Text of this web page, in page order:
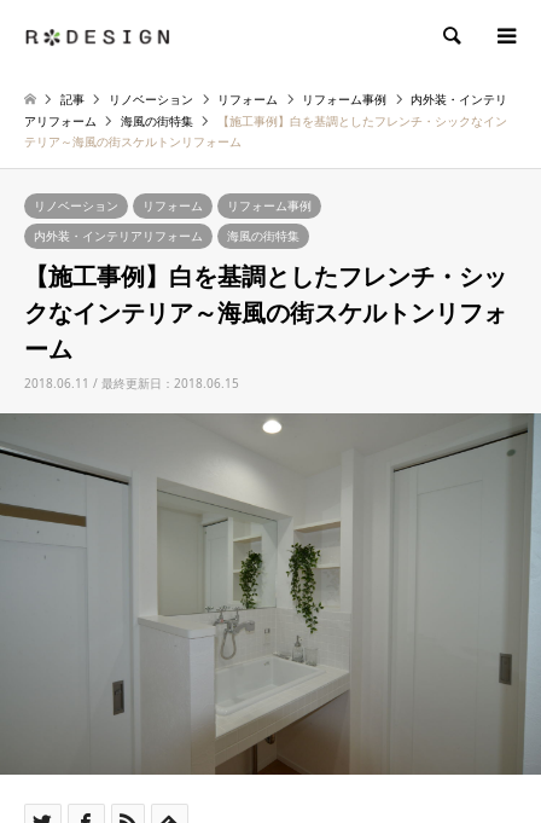
検索
記事 リノベーション リフォーム リフォーム事例
内外装・インテリ
アリフォーム
海風の街特集
【施工事例】白を基調としたフレンチ・シックなイン
テリア～海風の街スケルトンリフォーム
リノベーション リフォーム
リフォーム事例
内外装・インテリアリフォーム
海風の街特集
【施工事例】白を基調としたフレンチ・シッ
クなインテリア～海風の街スケルトンリフォ
ーム
2018.06.11 / 最終更新日：2018.06.15